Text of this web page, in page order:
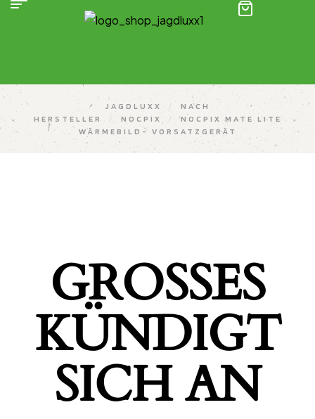
JAGDLUXX /
NACH
HERSTELLER
/ NOCPIX /
NOCPIX MATE LITE
WÄRMEBILD- VORSATZGERÄT
GROSSES K
ÜNDIGT S
ICH AN